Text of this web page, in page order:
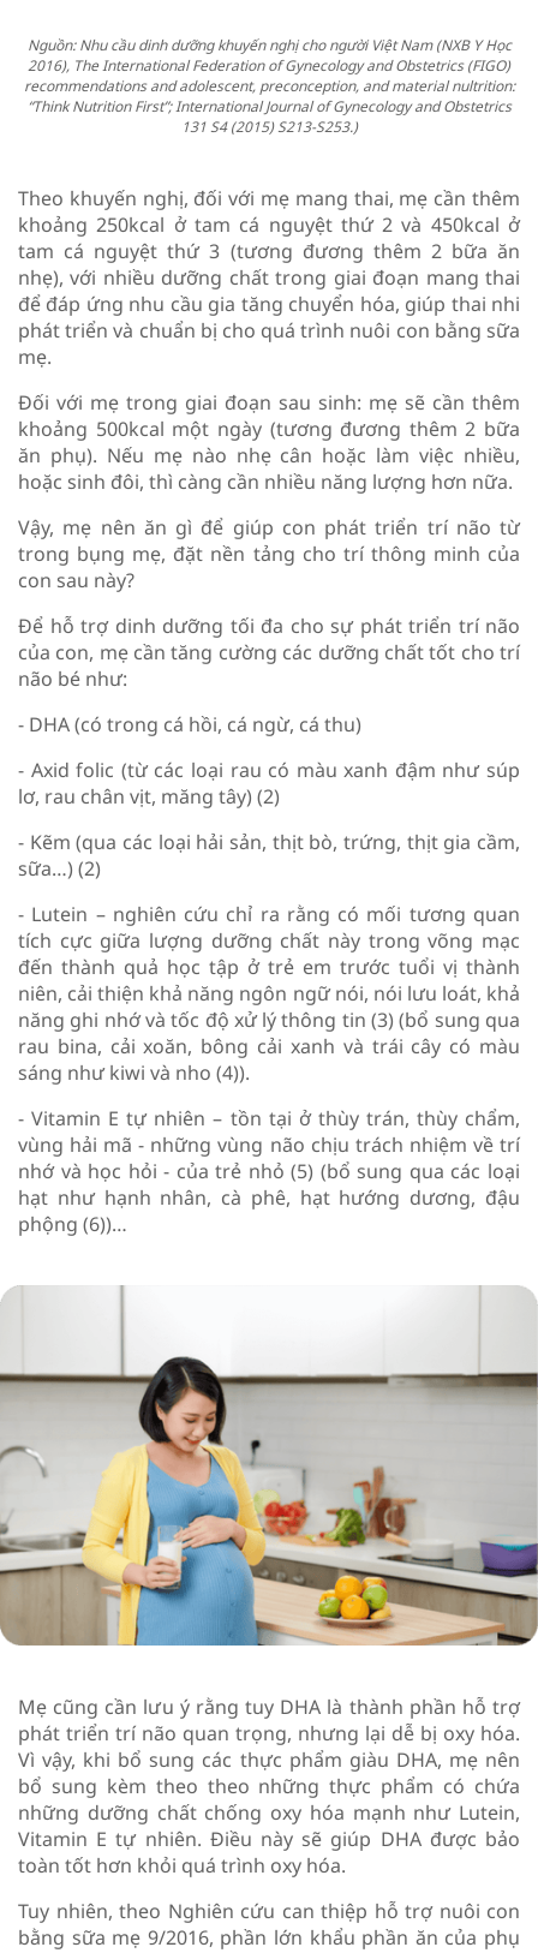
Nguồn: Nhu cầu dinh dưỡng khuyến nghị cho người Việt Nam (NXB Y Học
2016), The International Federation of Gynecology and Obstetrics (FIGO)
recommendations and adolescent, preconception, and material nultrition:
“Think Nutrition First”; International Journal of Gynecology and Obstetrics
131 S4 (2015) S213-S253.)
Theo khuyến nghị, đối với mẹ mang thai, mẹ cần thêm
khoảng 250kcal ở tam cá nguyệt thứ 2 và 450kcal ở
tam cá nguyệt thứ 3 (tương đương thêm 2 bữa ăn
nhẹ), với nhiều dưỡng chất trong giai đoạn mang thai
để đáp ứng nhu cầu gia tăng chuyển hóa, giúp thai nhi
phát triển và chuẩn bị cho quá trình nuôi con bằng sữa
mẹ.
Đối với mẹ trong giai đoạn sau sinh: mẹ sẽ cần thêm
khoảng 500kcal một ngày (tương đương thêm 2 bữa
ăn phụ). Nếu mẹ nào nhẹ cân hoặc làm việc nhiều,
hoặc sinh đôi, thì càng cần nhiều năng lượng hơn nữa.
Vậy, mẹ nên ăn gì để giúp con phát triển trí não từ
trong bụng mẹ, đặt nền tảng cho trí thông minh của
con sau này?
Để hỗ trợ dinh dưỡng tối đa cho sự phát triển trí não
của con, mẹ cần tăng cường các dưỡng chất tốt cho trí
não bé như:
- DHA (có trong cá hồi, cá ngừ, cá thu)
- Axid folic (từ các loại rau có màu xanh đậm như súp
lơ, rau chân vịt, măng tây) (2)
- Kẽm (qua các loại hải sản, thịt bò, trứng, thịt gia cầm,
sữa…) (2)
- Lutein – nghiên cứu chỉ ra rằng có mối tương quan
tích cực giữa lượng dưỡng chất này trong võng mạc
đến thành quả học tập ở trẻ em trước tuổi vị thành
niên, cải thiện khả năng ngôn ngữ nói, nói lưu loát, khả
năng ghi nhớ và tốc độ xử lý thông tin (3) (bổ sung qua
rau bina, cải xoăn, bông cải xanh và trái cây có màu
sáng như kiwi và nho (4)).
- Vitamin E tự nhiên – tồn tại ở thùy trán, thùy chẩm,
vùng hải mã - những vùng não chịu trách nhiệm về trí
nhớ và học hỏi - của trẻ nhỏ (5) (bổ sung qua các loại
hạt như hạnh nhân, cà phê, hạt hướng dương, đậu
phộng (6))…
Mẹ cũng cần lưu ý rằng tuy DHA là thành phần hỗ trợ
phát triển trí não quan trọng, nhưng lại dễ bị oxy hóa.
Vì vậy, khi bổ sung các thực phẩm giàu DHA, mẹ nên
bổ sung kèm theo theo những thực phẩm có chứa
những dưỡng chất chống oxy hóa mạnh như Lutein,
Vitamin E tự nhiên. Điều này sẽ giúp DHA được bảo
toàn tốt hơn khỏi quá trình oxy hóa.
Tuy nhiên, theo Nghiên cứu can thiệp hỗ trợ nuôi con
bằng sữa mẹ 9/2016, phần lớn khẩu phần ăn của phụ